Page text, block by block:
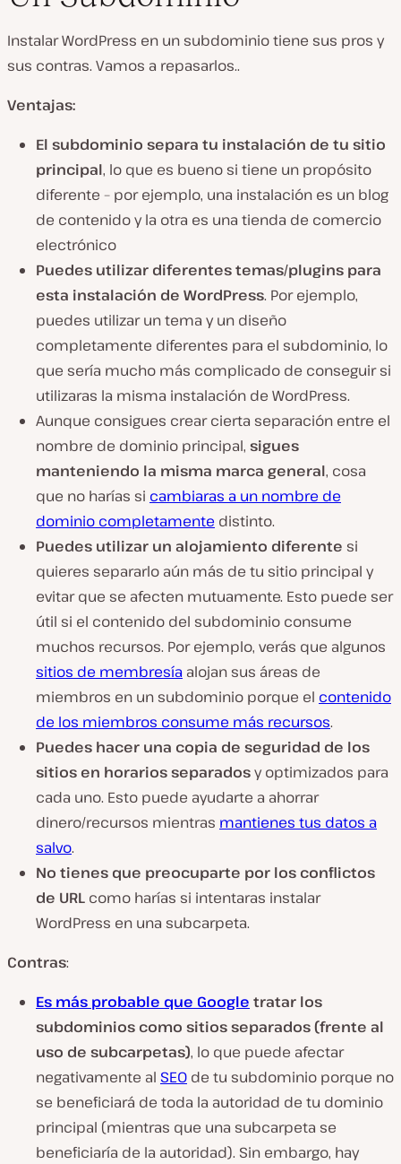
Instalar WordPress en un subdominio tiene sus pros y
sus contras. Vamos a repasarlos..
Ventajas:
El subdominio separa tu instalación de tu sitio
principal, lo que es bueno si tiene un propósito
diferente – por ejemplo, una instalación es un blog
de contenido y la otra es una tienda de comercio
electrónico
Puedes utilizar diferentes temas/plugins para
esta instalación de WordPress. Por ejemplo,
puedes utilizar un tema y un diseño
completamente diferentes para el subdominio, lo
que sería mucho más complicado de conseguir si
utilizaras la misma instalación de WordPress.
Aunque consigues crear cierta separación entre el
nombre de dominio principal, sigues
manteniendo la misma marca general, cosa
que no harías si cambiaras a un nombre de
dominio completamente distinto.
Puedes utilizar un alojamiento diferente si
quieres separarlo aún más de tu sitio principal y
evitar que se afecten mutuamente. Esto puede ser
útil si el contenido del subdominio consume
muchos recursos. Por ejemplo, verás que algunos
sitios de membresía alojan sus áreas de
miembros en un subdominio porque el contenido
de los miembros consume más recursos.
Puedes hacer una copia de seguridad de los
sitios en horarios separadosy optimizados para
cada uno. Esto puede ayudarte a ahorrar
dinero/recursos mientras mantienes tus datos a
salvo.
No tienes que preocuparte por los conflictos
de URL como harías si intentaras instalar
WordPress en una subcarpeta.
Contras:
Es más probable que Google tratar los
subdominios como sitios separados (frente al
uso de subcarpetas), lo que puede afectar
negativamente al SEO de tu subdominio porque no
se beneficiará de toda la autoridad de tu dominio
principal (mientras que una subcarpeta se
beneficiaría de la autoridad). Sin embargo, hay